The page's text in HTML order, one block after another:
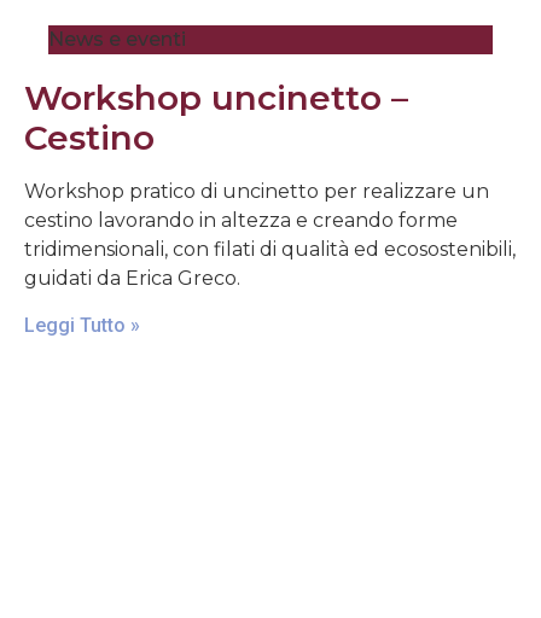
News e eventi
Workshop uncinetto –
Cestino
Workshop pratico di uncinetto per realizzare un
cestino lavorando in altezza e creando forme
tridimensionali, con filati di qualità ed ecosostenibili,
guidati da Erica Greco.
Leggi Tutto »